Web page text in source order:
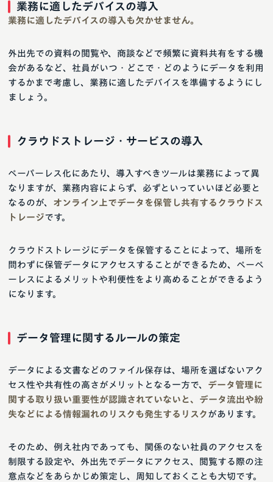
業務に適したデバイスの導入
業務に適したデバイスの導入も欠かせません。
外出先での資料の閲覧や、商談などで頻繁に資料共有をする機
会があるなど、社員がいつ・どこで・どのようにデータを利用
するかまで考慮し、業務に適したデバイスを準備するようにし
ましょう。
クラウドストレージ・サービスの導入
ペーパーレス化にあたり、導入すべきツールは業務によって異
なりますが、業務内容によらず、必ずといっていいほど必要と
なるのが、 オンライン上でデータを保管し共有するクラウドス
トレージです。
クラウドストレージにデータを保管することによって、場所を
問わずに保管データにアクセスすることができるため、ペーペ
ーレスによるメリットや利便性をより高めることができるよう
になります。
データ管理に関するルールの策定
データによる文書などのファイル保存は、場所を選ばないアク
セス性や共有性の高さがメリットとなる一方で、 データ管理に
関する取り扱い重要性が認識されていないと、データ流出や紛
失などによる情報漏れのリスクも発生するリスク があります。
そのため、例え社内であっても、関係のない社員のアクセスを
制限する設定や、外出先でデータにアクセス、閲覧する際の注
意点などをあらかじめ策定し、周知しておくことも大切です。